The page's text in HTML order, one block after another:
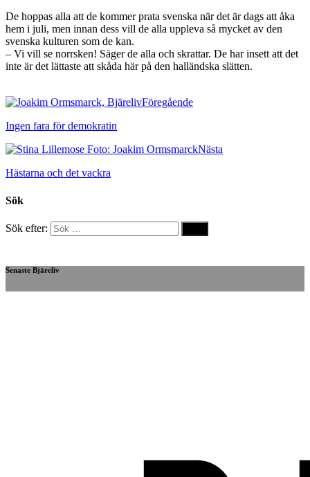
De hoppas alla att de kommer prata svenska när det är dags att åka
hem i juli, men innan dess vill de alla uppleva så mycket av den
svenska kulturen som de kan.
– Vi vill se norrsken! Säger de alla och skrattar. De har insett att det
inte är det lättaste att skåda här på den halländska slätten.
Föregående
Ingen fara för demokratin
Nästa
Hästarna och det vackra
Sök
Sök efter:
Senaste Bjäreliv